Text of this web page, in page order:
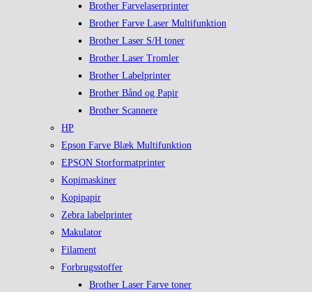
Brother Farvelaserprinter
Brother Farve Laser Multifunktion
Brother Laser S/H toner
Brother Laser Tromler
Brother Labelprinter
Brother Bånd og Papir
Brother Scannere
HP
Epson Farve Blæk Multifunktion
EPSON Storformatprinter
Kopimaskiner
Kopipapir
Zebra labelprinter
Makulator
Filament
Forbrugsstoffer
Brother Laser Farve toner